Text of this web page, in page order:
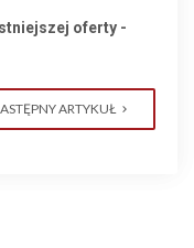
oferty -
ARTYKUŁ